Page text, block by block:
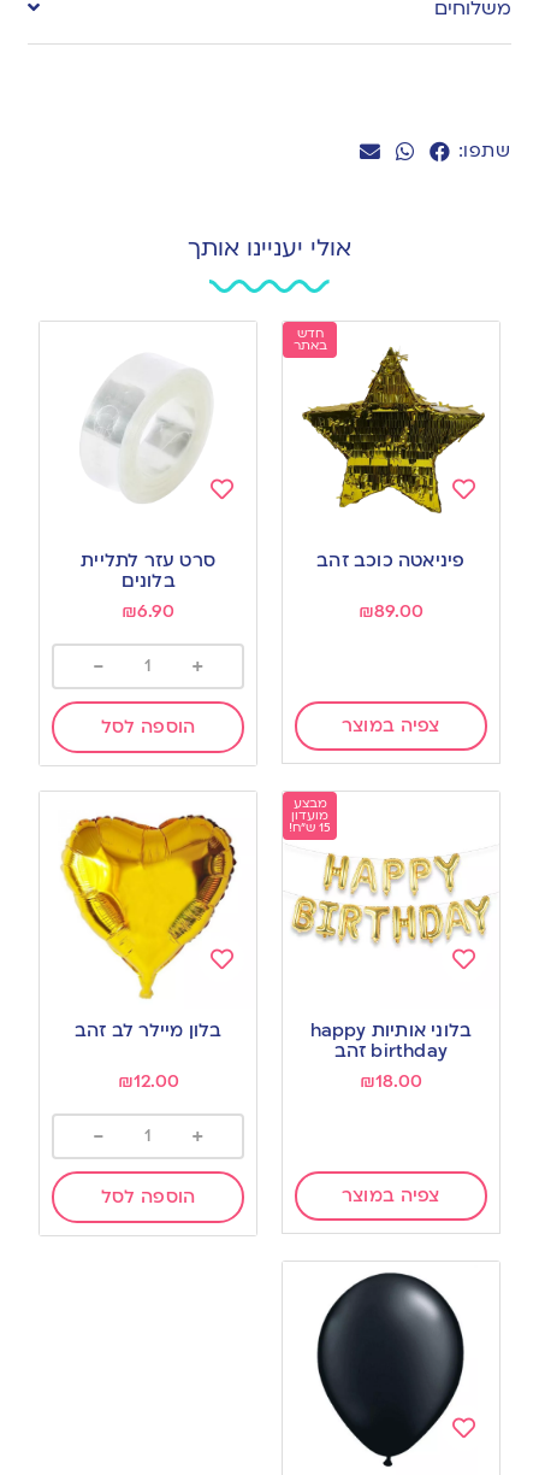
שתפו:
wishlist
משלוחים
אולי יעניינו אותך
חדש
באתר
to
פיניאטה כוכב זהב
₪89.00
צפיה במוצר
toסרט עזר לתליית
בלונים
₪6.90
+
-
הוספה לסל
מבצע
מועדון
15 ש"ח!
to
wishlist
בלוני אותיות happy
birthday זהב
₪18.00
צפיה במוצר
to
wishlist
בלון מיילר לב זהב
₪12.00
+
-
הוספה לסל